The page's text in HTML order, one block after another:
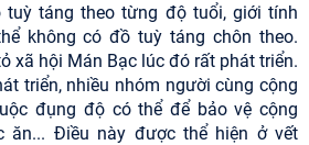
tuỳ táng theo từng độ tuổi, giới tính
không có đồ tuỳ táng chôn theo.
xã hội Mán Bạc lúc đó rất phát triển.
triển, nhiều nhóm người cùng cộng
đụng độ có thể để bảo vệ cộng
ăn... Điều này được thể hiện ở vết